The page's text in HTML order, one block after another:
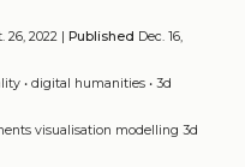
26, 2022 | Published Dec. 16,
• digital humanities• 3d
visualisation modelling 3d